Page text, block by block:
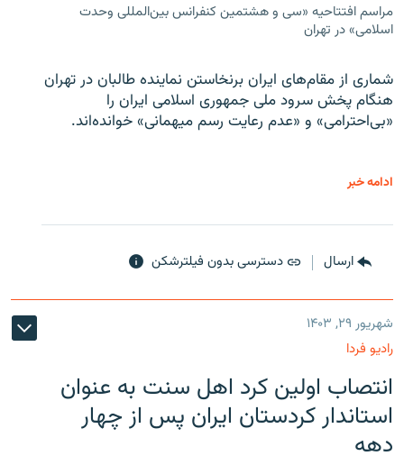
مراسم افتتاحیه «سی و هشتمین کنفرانس بین‌المللی وحدت
اسلامی» در تهران
شماری از مقام‌های ایران برنخاستن نماینده طالبان در تهران
هنگام پخش سرود ملی جمهوری اسلامی ایران را
«بی‌احترامی» و «عدم رعایت رسم میهمانی» خوانده‌اند.
ادامه خبر
ارسال دسترسی بدون فیلترشکن
شهریور ۲۹, ۱۴۰۳
رادیو فردا
انتصاب اولین کرد اهل سنت به عنوان
استاندار کردستان ایران پس از چهار
دهه